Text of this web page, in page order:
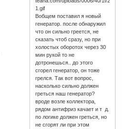
Вобщем поставил я новый
генератор. после обнаружил
что он сильно греется, не
сказать чтоб сразу, но при
холостых оборотох через 30
мин рукой то не
дотронешься.. до этого
сгорел генератор, он тоже
грелся. Так вот вопрос,
насколько сильно должен
греться наш генератор?
вроде возле коллектора,
рядом антифриз качает и т д.
по логике должен греться, но
не сгорят ли при этом